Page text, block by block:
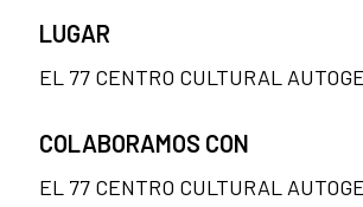
LUGAR
EL 77 CENTRO CULTURAL
COLABORAMOS CON
EL 77 CENTRO CULTURAL